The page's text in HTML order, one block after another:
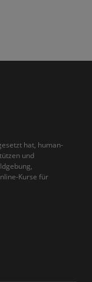
hat, human-
und
Kurse für